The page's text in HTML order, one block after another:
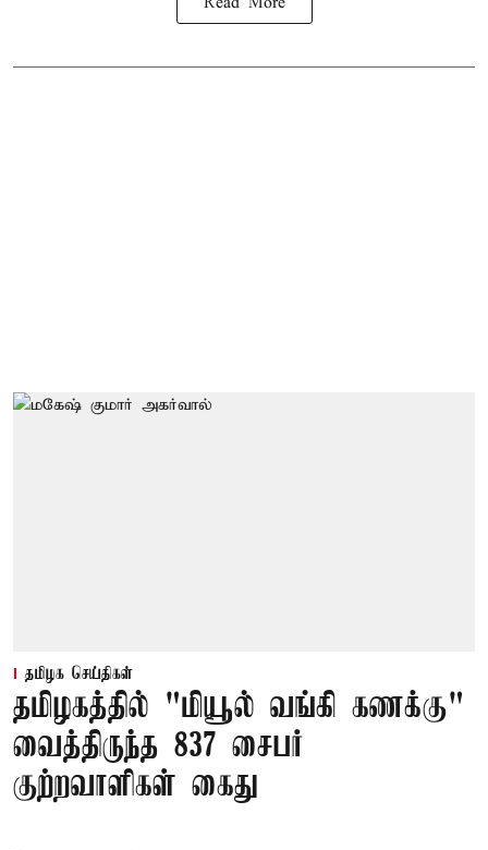
தமிழக செய்திகள்
தமிழகத்தில் "மியூல் வங்கி கணக்கு"
வைத்திருந்த 837 சைபர்
குற்றவாளிகள் கைது